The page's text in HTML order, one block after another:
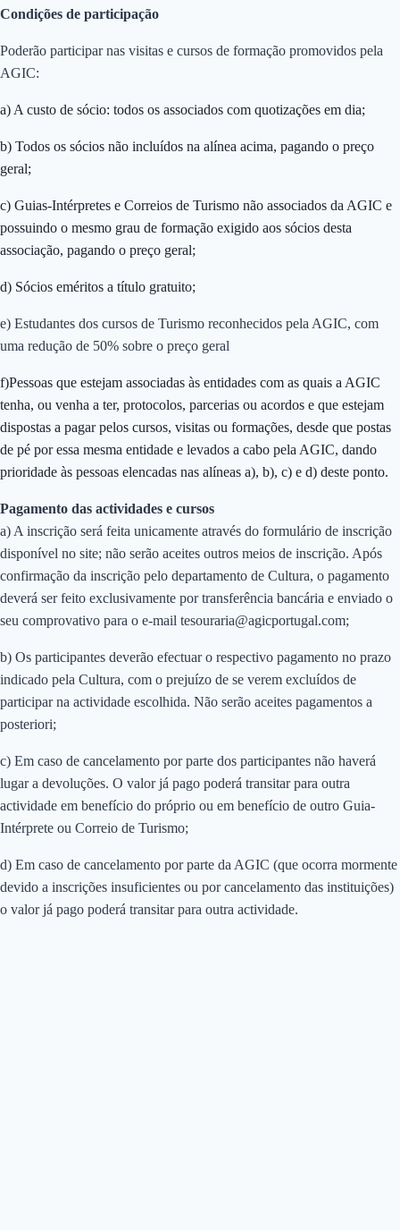
Condições de participação
Poderão participar nas visitas e cursos de formação promovidos pela
AGIC:
a) A custo de sócio: todos os associados com quotizações em dia;
b) Todos os sócios não incluídos na alínea acima, pagando o preço
geral;
c) Guias-Intérpretes e Correios de Turismo não associados da AGIC e
possuindo o mesmo grau de formação exigido aos sócios desta
associação, pagando o preço geral;
d) Sócios eméritos a título gratuito;
e) Estudantes dos cursos de Turismo reconhecidos pela AGIC, com
uma redução de 50% sobre o preço geral
f)Pessoas que estejam associadas às entidades com as quais a AGIC
tenha, ou venha a ter, protocolos, parcerias ou acordos e que estejam
dispostas a pagar pelos cursos, visitas ou formações, desde que postas
de pé por essa mesma entidade e levados a cabo pela AGIC, dando
prioridade às pessoas elencadas nas alíneas a), b), c) e d) deste ponto.
Pagamento das actividades e cursos
a) A inscrição será feita unicamente através do formulário de inscrição
disponível no site; não serão aceites outros meios de inscrição. Após
confirmação da inscrição pelo departamento de Cultura, o pagamento
deverá ser feito exclusivamente por transferência bancária e enviado o
seu comprovativo para o e-mail tesouraria@agicportugal.com;
b) Os participantes deverão efectuar o respectivo pagamento no prazo
indicado pela Cultura, com o prejuízo de se verem excluídos de
participar na actividade escolhida. Não serão aceites pagamentos a
posteriori;
c) Em caso de cancelamento por parte dos participantes não haverá
lugar a devoluções. O valor já pago poderá transitar para outra
actividade em benefício do próprio ou em benefício de outro Guia-
Intérprete ou Correio de Turismo;
d) Em caso de cancelamento por parte da AGIC (que ocorra mormente
devido a inscrições insuficientes ou por cancelamento das instituições)
o valor já pago poderá transitar para outra actividade.